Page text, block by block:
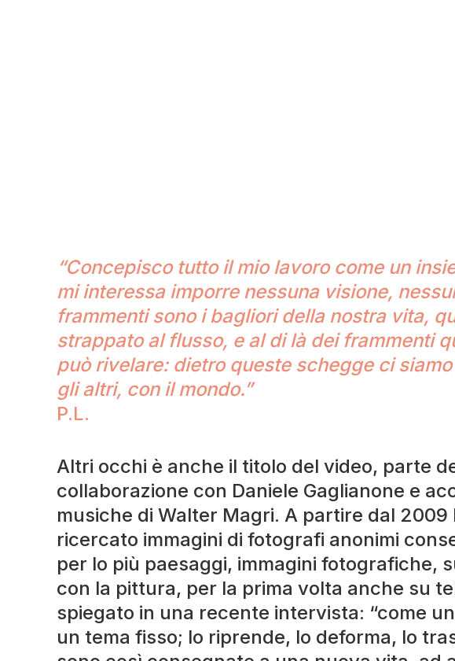
“Concepisco tutto il mio lavoro come un
mi interessa imporre nessuna visione,
frammenti sono i bagliori della nostra vita,
strappato al flusso, e al di là dei frammenti
può rivelare: dietro queste schegge ci
gli altri, con il mondo.”
P.L.
Altri occhi è anche il titolo del video, parte
collaborazione con Daniele Gaglianone e
musiche di Walter Magri. A partire dal 2009
ricercato immagini di fotografi anonimi
per lo più paesaggi, immagini fotografiche,
con la pittura, per la prima volta anche su
spiegato in una recente intervista: “come
un tema fisso; lo riprende, lo deforma, lo